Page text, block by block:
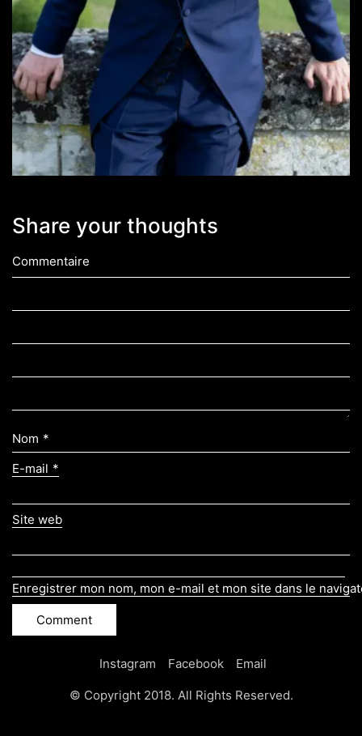
Share your thoughts
Commentaire
Nom *
E-mail *
Site web
Enregistrer mon nom, mon e-mail et mon site dans le
Instagram Facebook Email
© Copyright 2018. All Rights Reserved.